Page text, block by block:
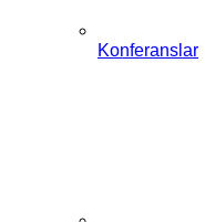
Konferanslar